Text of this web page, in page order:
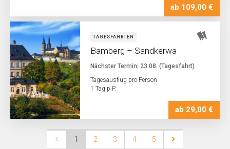
ab 109,00 €
TAGESFAHRTEN
Bamberg – Sandkerwa
Nächster Termin: 23.08. (Tagesfahrt)
Tagesausflug pro Person
1 Tag p.P.
ab 29,00 €
1 2 3 4 5